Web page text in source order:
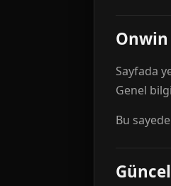
Sayfada
Genel
Bu